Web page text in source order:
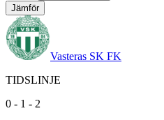
Jämför
Vasteras SK FK
TIDSLINJE
0 - 1 - 2